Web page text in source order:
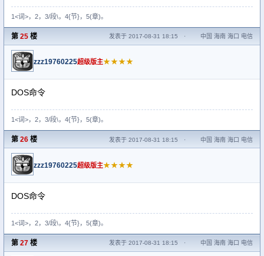
1<词>，2，3/段\，4{节}，5(章)。
第 25 楼 发表于 2017-08-31 18:15 · 中国 海南 海口 电信
zzz19760225超级版主★★★★
DOS命令
1<词>，2，3/段\，4{节}，5(章)。
第 26 楼 发表于 2017-08-31 18:15 · 中国 海南 海口 电信
zzz19760225超级版主★★★★
DOS命令
1<词>，2，3/段\，4{节}，5(章)。
第 27 楼 发表于 2017-08-31 18:15 · 中国 海南 海口 电信